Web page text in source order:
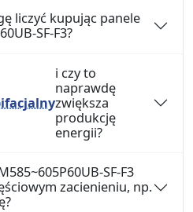
liczyć kupując panele
SF-F3?
i czy to
naprawdę
zwiększa
produkcję
energii?
SF-F3
zacienieniu, np.